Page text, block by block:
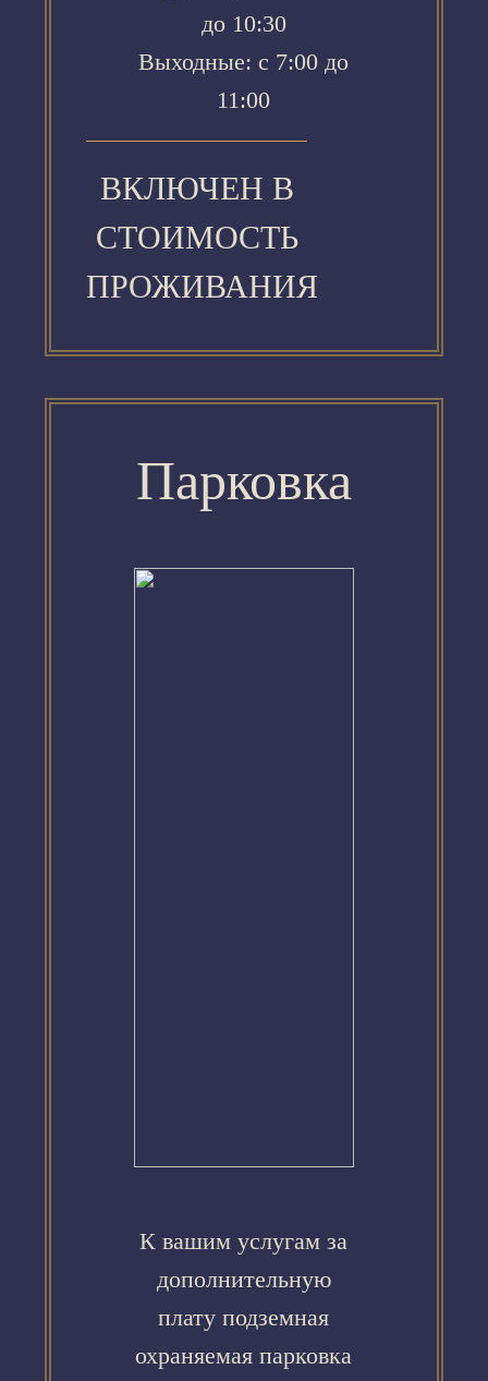
до 10:30
Выходные: с 7:00 до
11:00
ВКЛЮЧЕН В
СТОИМОСТЬ
ПРОЖИВАНИЯ
Парковка
К вашим услугам за
дополнительную
плату подземная
охраняемая парковка